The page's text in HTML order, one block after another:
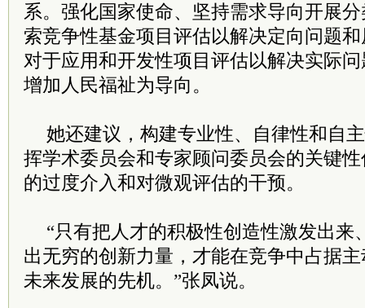
系。强化国家使命、坚持需求导向开展
索竞争性基金项目评估以解决定向问题
对于应用和开发性项目评估以解决实际
增加人民福祉为导向。
她还建议，构建专业性、自律性和自
挥学术委员会和专家顾问委员会的关键
的过度介入和对微观评估的干预。
“只有把人才的积极性创造性激发出来
出无穷的创新力量，才能在竞争中占据
未来发展的先机。”张凤说。